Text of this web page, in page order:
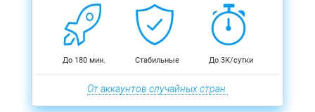
До 180 мин. Стабильные До 3К/сутки
От аккаунтов случайных стран